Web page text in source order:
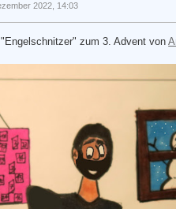
2022, 14:03
zum 3. Advent von